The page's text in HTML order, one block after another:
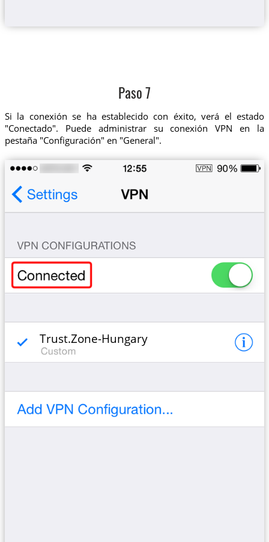
Paso 7
Si la conexión se ha establecido con éxito, verá el estado
"Conectado". Puede administrar su conexión VPN en la
pestaña "Configuración" en "General".
Trust.Zone-Hungary